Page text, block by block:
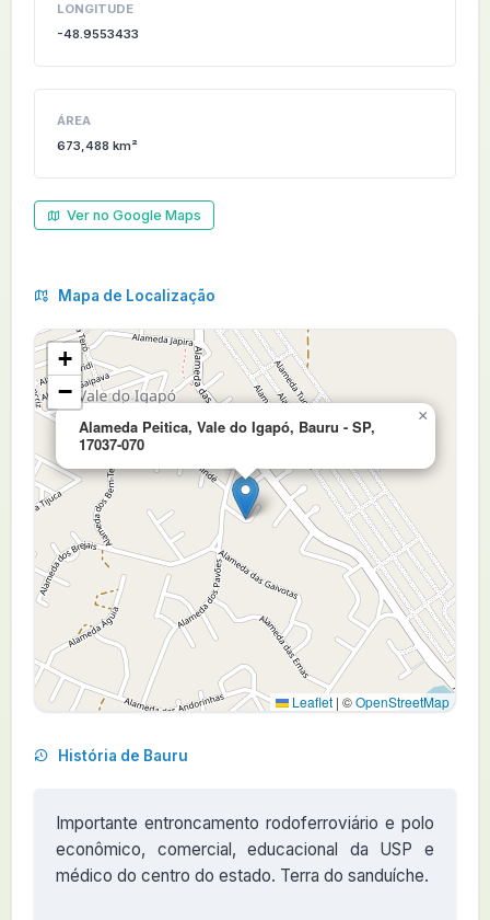
LONGITUDE
-48.9553433
ÁREA
673,488 km²
Ver no Google Maps
Mapa de Localização
Alameda Peitica, Vale do Igapó, Bauru - SP,
17037-070
×
+
−
Leaflet | ©OpenStreetMap
História de Bauru
Importante entroncamento rodoferroviário e polo
econômico, comercial, educacional da USP e
médico do centro do estado. Terra do sanduíche.